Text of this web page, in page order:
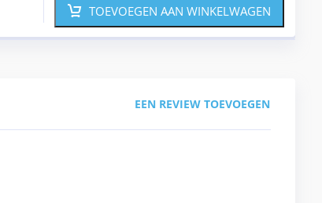
TOEVOEGEN AAN WINKELWAGEN
EEN REVIEW TOEVOEGEN